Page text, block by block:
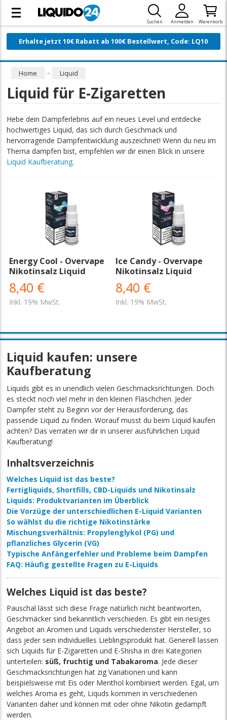
Suchen Anmelden Warenkorb
Erhalte jetzt 10€ Rabatt ab 100€ Bestellwert, Code: LQ10
Home Liquid
Liquid für E-Zigaretten
Hebe dein Dampferlebnis auf ein neues Level und entdecke
hochwertiges Liquid, das sich durch Geschmack und
hervorragende Dampfentwicklung auszeichnet! Wenn du neu im
Thema dampfen bist, empfehlen wir dir einen Blick in unsere
Liquid Kaufberatung.
Energy Cool - Overvape
Nikotinsalz Liquid
8,40 €
Inkl. 19% MwSt.
Ice Candy - Overvape
Nikotinsalz Liquid
8,40 €
Inkl. 19% MwSt.
Liquid kaufen: unsere
Kaufberatung
Liquids gibt es in unendlich vielen Geschmacksrichtungen. Doch
es steckt noch viel mehr in den kleinen Fläschchen. Jeder
Dampfer steht zu Beginn vor der Herausforderung, das
passende Liquid zu finden. Worauf musst du beim Liquid kaufen
achten? Das verraten wir dir in unserer ausführlichen Liquid
Kaufberatung!
Inhaltsverzeichnis
Welches Liquid ist das beste?
Fertigliquids, Shortfills, CBD-Liquids und Nikotinsalz
Liquids: Produktvarianten im Überblick
Die Vorzüge der unterschiedlichen E-Liquid Varianten
So wählst du die richtige Nikotinstärke
Mischungsverhältnis: Propylenglykol (PG) und
pflanzliches Glycerin (VG)
Typische Anfängerfehler und Probleme beim Dampfen
FAQ: Häufig gestellte Fragen zu E-Liquids
Welches Liquid ist das beste?
Pauschal lässt sich diese Frage natürlich nicht beantworten,
Geschmäcker sind bekanntlich verschieden. Es gibt ein riesiges
Angebot an Aromen und Liquids verschiedenster Hersteller, so
dass jeder sein individuelles Lieblingsprodukt hat. Generell lassen
sich Liquids für E-Zigaretten und E-Shisha in drei Kategorien
unterteilen: süß, fruchtig und Tabakaroma. Jede dieser
Geschmacksrichtungen hat zig Variationen und kann
beispielsweise mit Eis oder Menthol kombiniert werden. Egal, um
welches Aroma es geht, Liquds kommen in verschiedenen
Varianten daher und können mit oder ohne Nikotin gedampft
werden.